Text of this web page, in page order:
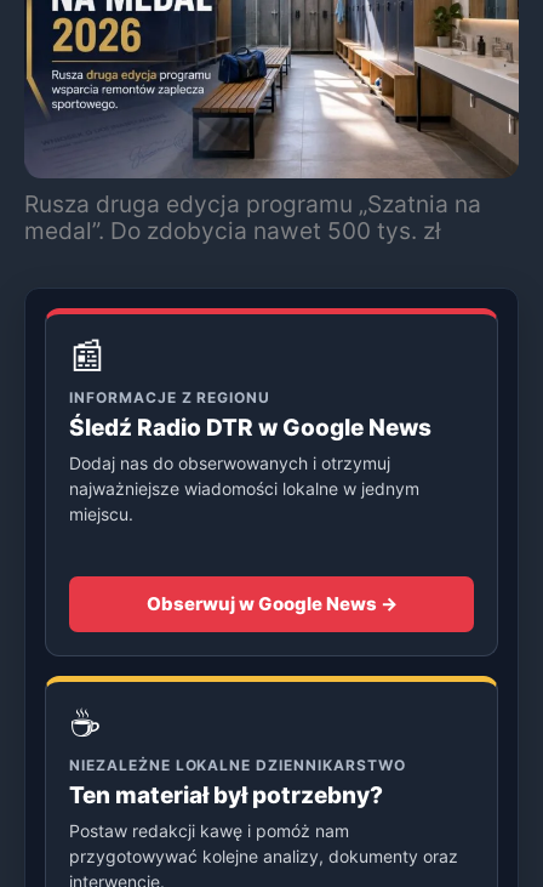
Rusza druga edycja programu „Szatnia na
medal”. Do zdobycia nawet 500 tys. zł
📰
INFORMACJE Z REGIONU
Śledź Radio DTR w Google News
Dodaj nas do obserwowanych i otrzymuj
najważniejsze wiadomości lokalne w jednym
miejscu.
Obserwuj w Google News →
☕
NIEZALEŻNE LOKALNE DZIENNIKARSTWO
Ten materiał był potrzebny?
Postaw redakcji kawę i pomóż nam
przygotowywać kolejne analizy, dokumenty oraz
interwencje.